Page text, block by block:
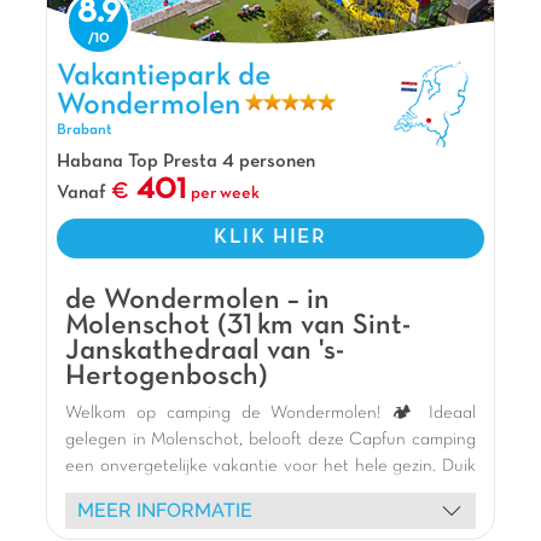
heeft veel speelgelegenheid voor de kinderen
zoals speeltuinen, een waterpark en toffe
glijbanen.
Pluspunten
Op slechts 20km van Tilburg en Eindhoven
Waterpark & glijbanen inbegrepen
Animatie tijdens aangegeven periodes inbegrepen
Vakantiepark de Wondermolen, Vakantiepark Brabant
8.9
Vakantiepark de
Wondermolen
Brabant
Habana Top Presta 4 personen
Vanaf
401 per week
KLIK HIER
de Wondermolen – in
Molenschot (31 km van Sint-
Janskathedraal van 's-
Hertogenbosch)
Welkom op camping de Wondermolen! 🏕️ Ideaal
gelegen in Molenschot, belooft deze Capfun camping
een onvergetelijke vakantie voor het hele gezin. Duik
in een enorm waterpark 🏊 met verwarmde buiten- en
binnenzwembaden, reuzenglijbanen en leuke
MEER INFORMATIE